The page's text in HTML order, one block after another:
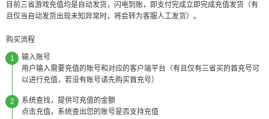
目前三省游戏充值均是自动发货，闪电到账，即支付完成立即完成充值发货（有
且仅当自动发货出现未知异常时，将会转为客服人工发货）。
购买流程
1
输入账号
用户输入需要充值的账号和对应的客户端平台（有且仅有三省买的首充号可
以进行充值，若没有账号请先购买首充号）
2
系统查找，提供可充值的金额
点击充值，系统查出您的账号是否支持充值